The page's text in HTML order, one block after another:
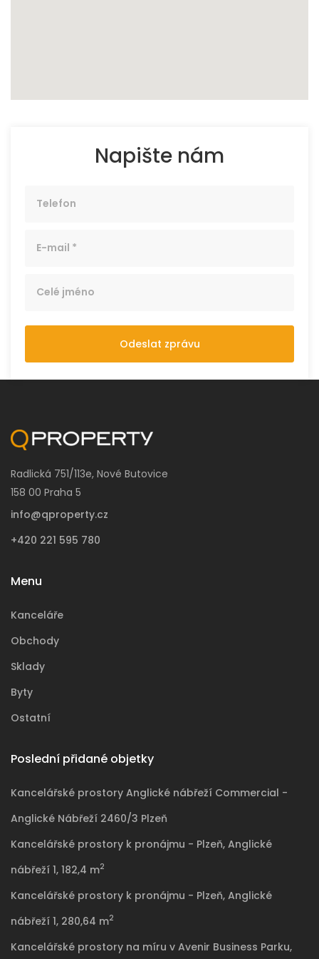
Napište nám
Odeslat zprávu
Radlická 751/113e, Nové Butovice
158 00 Praha 5
info@qproperty.cz
+420 221 595 780
Menu
Kanceláře
Obchody
Sklady
Byty
Ostatní
Poslední přidané objetky
Kancelářské prostory Anglické nábřeží Commercial -
Anglické Nábřeží 2460/3 Plzeň
Kancelářské prostory k pronájmu - Plzeň, Anglické
nábřeží 1, 182,4 m2
Kancelářské prostory k pronájmu - Plzeň, Anglické
nábřeží 1, 280,64 m2
Kancelářské prostory na míru v Avenir Business Parku,